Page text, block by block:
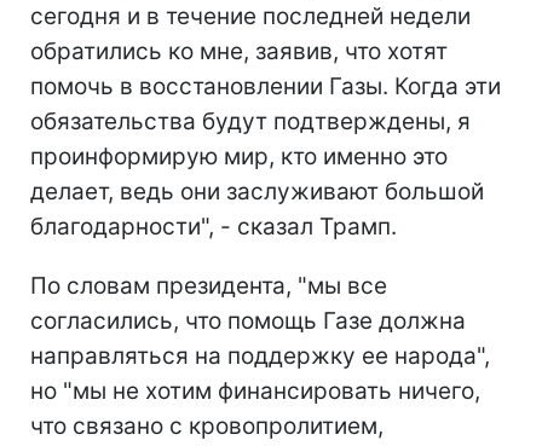
сегодня и в течение последней недели
обратились ко мне, заявив, что хотят
помочь в восстановлении Газы. Когда эти
обязательства будут подтверждены, я
проинформирую мир, кто именно это
делает, ведь они заслуживают большой
благодарности", - сказал Трамп.
По словам президента, "мы все
согласились, что помощь Газе должна
направляться на поддержку ее народа",
но "мы не хотим финансировать ничего,
что связано с кровопролитием,